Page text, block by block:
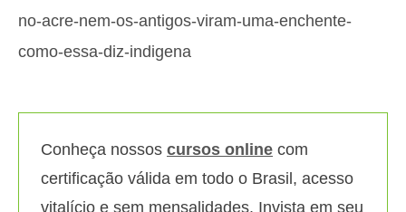
no-acre-nem-os-antigos-viram-uma-enchente-
como-essa-diz-indigena
Conheça nossos cursos online com
certificação válida em todo o Brasil, acesso
vitalício e sem mensalidades. Invista em seu